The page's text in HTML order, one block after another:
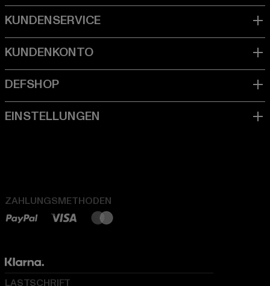
ZAHLUNGSMETHODEN
LASTSCHRIFT